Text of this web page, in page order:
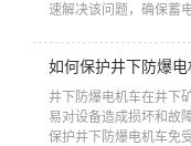
速解决该问题，确保蓄
如何保护井下防爆电
井下防爆电机车在井下
易对设备造成损坏和故
保护井下防爆电机车免